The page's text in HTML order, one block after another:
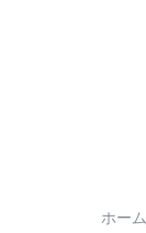
ホーム